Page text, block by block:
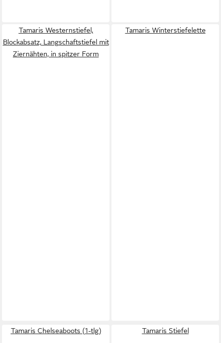
Tamaris Westernstiefel,
Blockabsatz, Langschaftstiefel mit
Ziernähten, in spitzer Form
Tamaris Winterstiefelette
Tamaris Chelseaboots (1-tlg) Tamaris Stiefel